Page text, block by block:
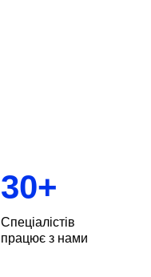
30+
Спеціалістів
працює з нами